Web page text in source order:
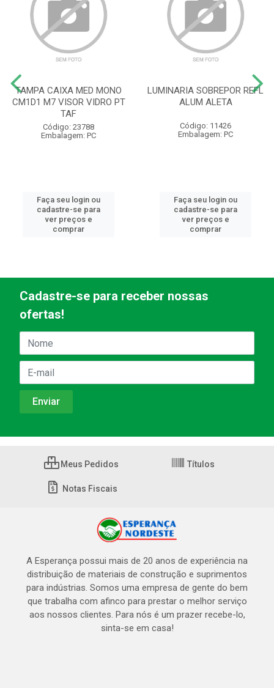
TAMPA CAIXA MED MONO
CM1D1 M7 VISOR VIDRO PT
TAF
Código: 23788
Embalagem: PC
Faça seu login ou
cadastre-se para
ver preços e
comprar
LUMINARIA SOBREPOR REFL
ALUM ALETA
Código: 11426
Embalagem: PC
Faça seu login ou
cadastre-se para
ver preços e
comprar
Cadastre-se para receber nossas
ofertas!
Meus Pedidos Títulos
Notas Fiscais
A Esperança possui mais de 20 anos de experiência na
distribuição de materiais de construção e suprimentos
para indústrias. Somos uma empresa de gente do bem
que trabalha com afinco para prestar o melhor serviço
aos nossos clientes. Para nós é um prazer recebe-lo,
sinta-se em casa!